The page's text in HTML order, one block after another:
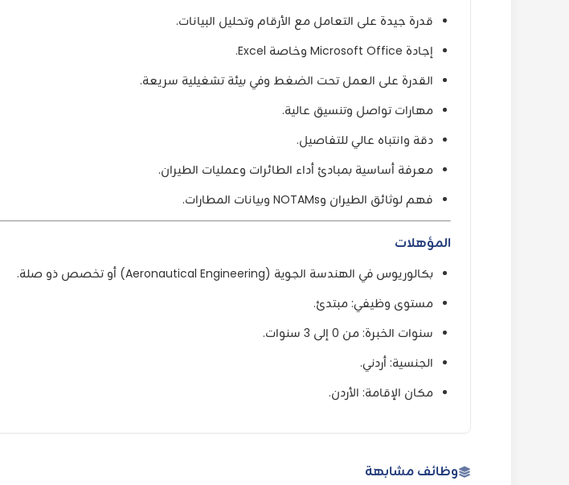
قدرة جيدة على التعامل مع الأرقام وتحليل البيانات.
إجادة Microsoft Office وخاصة Excel.
القدرة على العمل تحت الضغط وفي بيئة تشغيلية سريعة.
مهارات تواصل وتنسيق عالية.
دقة وانتباه عالي للتفاصيل.
معرفة أساسية بمبادئ أداء الطائرات وعمليات الطيران.
فهم لوثائق الطيران وNOTAMs وبيانات المطارات.
المؤهلات
بكالوريوس في الهندسة الجوية (Aeronautical Engineering) أو تخصص ذو صلة.
مستوى وظيفي: مبتدئ.
سنوات الخبرة: من 0 إلى 3 سنوات.
الجنسية: أردني.
مكان الإقامة: الأردن.
وظائف مشابهة